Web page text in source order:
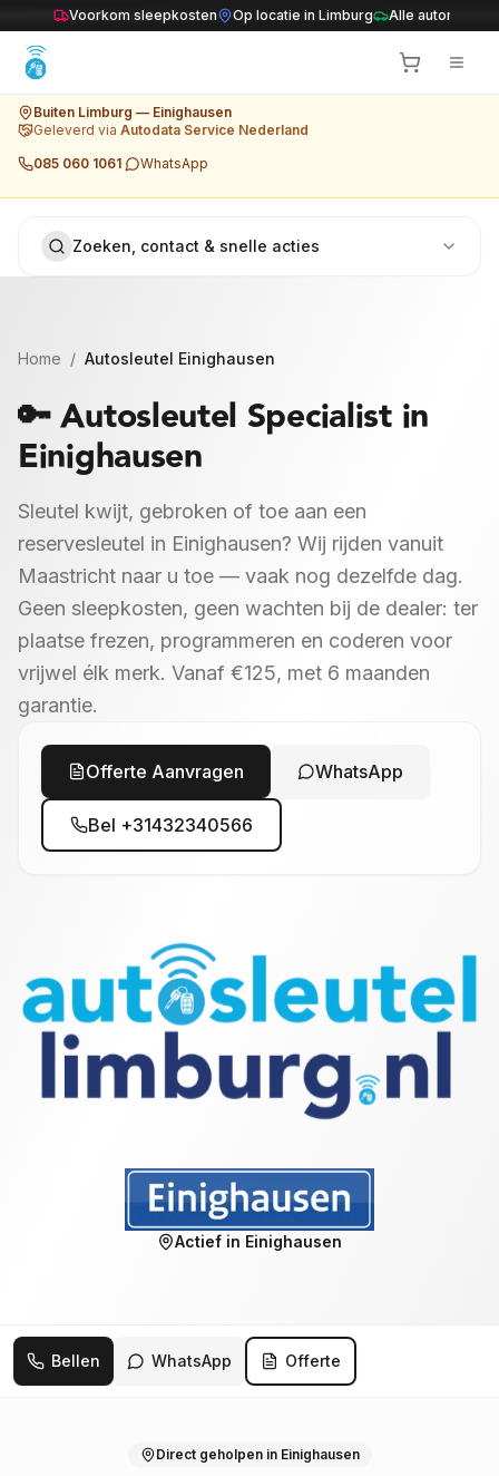
Ga naar inhoudVoorkom sleepkosten Op locatie in Limburg Alle automerken
Buiten Limburg — Einighausen
Geleverd via Autodata Service Nederland
085 060 1061· WhatsApp
Zoeken, contact & snelle acties
Home / Autosleutel Einighausen
🔑 Autosleutel Specialist in
Einighausen
Sleutel kwijt, gebroken of toe aan een
reservesleutel in Einighausen? Wij rijden vanuit
Maastricht naar u toe — vaak nog dezelfde dag.
Geen sleepkosten, geen wachten bij de dealer: ter
plaatse frezen, programmeren en coderen voor
vrijwel élk merk. Vanaf €125, met 6 maanden
garantie.
Offerte Aanvragen WhatsApp
Bel +31432340566
Actief in Einighausen
Bellen WhatsApp Offerte
Direct geholpenin Einighausen